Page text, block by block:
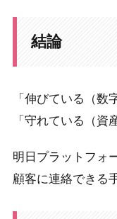
結論
「伸びている（数
「守れている（資
明日プラットフォ
顧客に連絡できる